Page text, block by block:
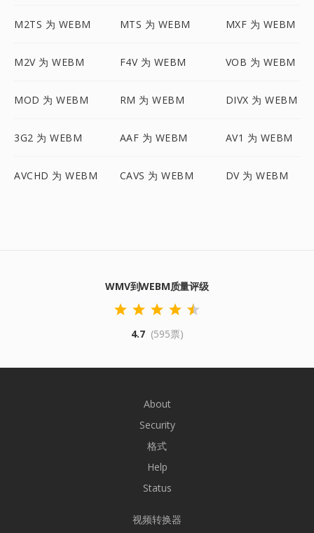
M2TS 为 WEBM MTS 为 WEBM MXF 为 WEBM
M2V 为 WEBM F4V 为 WEBM VOB 为 WEBM
MOD 为 WEBM RM 为 WEBM DIVX 为 WEBM
3G2 为 WEBM AAF 为 WEBM AV1 为 WEBM
AVCHD 为 WEBM CAVS 为 WEBM DV 为 WEBM
WMV到WEBM质量评级
4.7 (595票)
About
Security
格式
Help
Status
视频转换器